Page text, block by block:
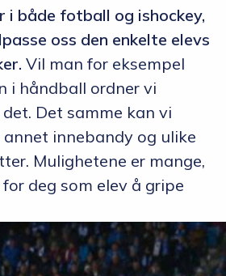
i både fotball og ishockey,
oss den enkelte elevs
Vil man for eksempel
i håndball ordner vi
Det samme kan vi
innebandy og ulike
Mulighetene er mange,
deg som elev å gripe